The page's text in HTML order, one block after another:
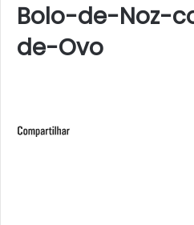
Bolo-de-Noz-
de-Ovo